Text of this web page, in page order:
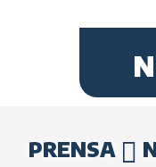
PRENSA